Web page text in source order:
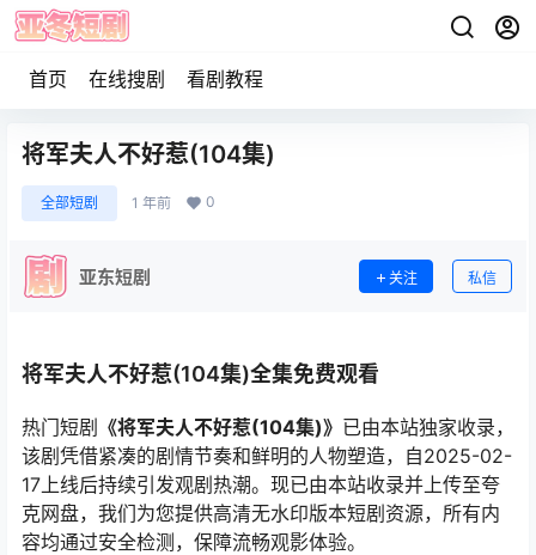
首页 在线搜剧 看剧教程
将军夫人不好惹(104集)
全部短剧 1 年前 0
亚东短剧 关注 私信
将军夫人不好惹(104集)全集免费观看
热门短剧 《将军夫人不好惹(104集)》 已由本站独家收录，
该剧凭借紧凑的剧情节奏和鲜明的人物塑造，自2025-02-
17上线后持续引发观剧热潮。现已由本站收录并上传至夸
克网盘，我们为您提供高清无水印版本短剧资源，所有内
容均通过安全检测，保障流畅观影体验。